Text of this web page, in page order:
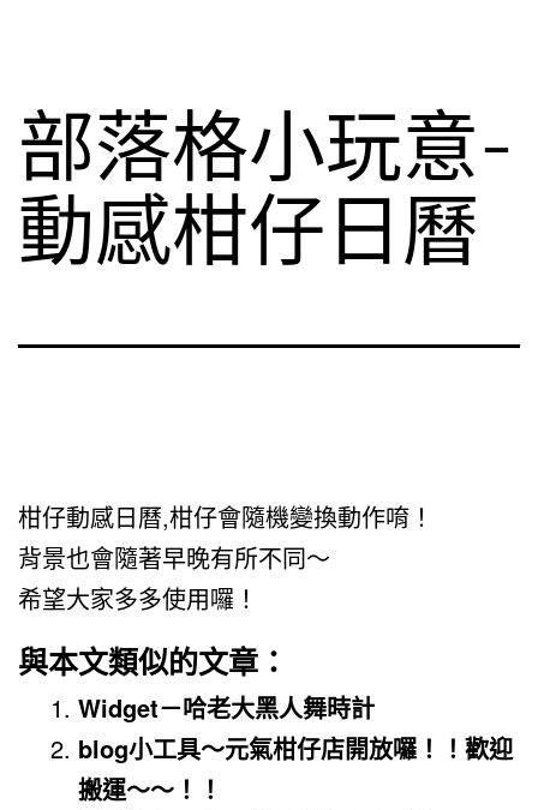
部落格小玩意-
動感柑仔日曆
柑仔動感日曆,柑仔會隨機變換動作唷！
背景也會隨著早晚有所不同～
希望大家多多使用囉！
與本文類似的文章：
Widget－哈老大黑人舞時計
blog小工具～元氣柑仔店開放囉！！歡迎
搬運～～！！